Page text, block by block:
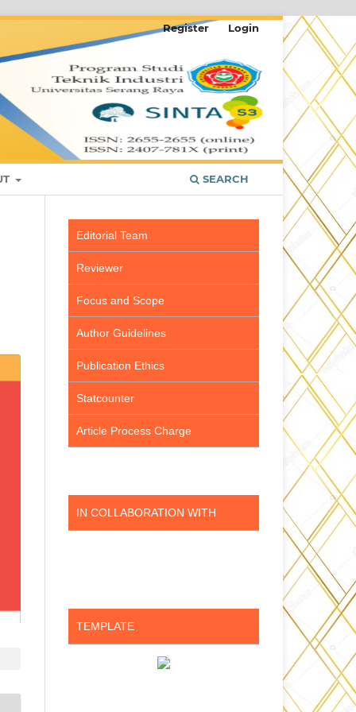
SEARCH
Register Login
Editorial Team
Reviewer
Focus and Scope
Author Guidelines
Publication Ethics
Statcounter
Article Process Charge
IN COLLABORATION WITH
TEMPLATE